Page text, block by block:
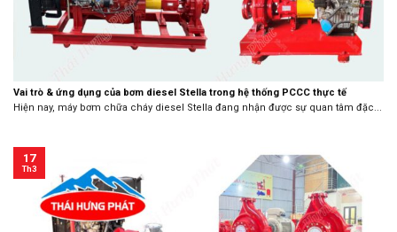
Vai trò & ứng dụng của bơm diesel Stella trong hệ thống PCCC thực tế
Hiện nay, máy bơm chữa cháy diesel Stella đang nhận được sự quan tâm đặc...
17
Th3